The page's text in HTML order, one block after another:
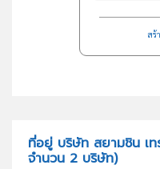
สร้
ที่อยู่ บริษัท สยามชิน เ
จำนวน 2 บริษัท)